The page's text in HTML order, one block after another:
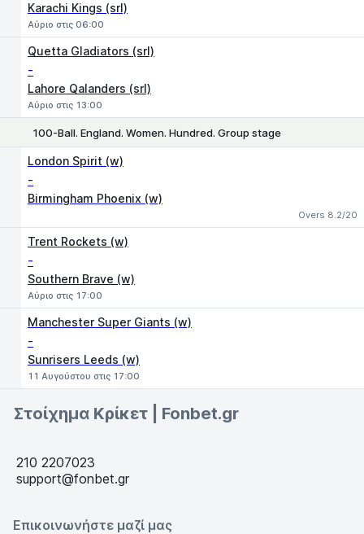
Karachi Kings (srl)
Αύριο στις 06:00
Quetta Gladiators (srl)
-
Lahore Qalanders (srl)
Αύριο στις 13:00
100-Ball. England. Women. Hundred. Group stage
London Spirit (w)
-
Birmingham Phoenix (w)
Overs 8.2/20
Trent Rockets (w)
-
Southern Brave (w)
Αύριο στις 17:00
Manchester Super Giants (w)
-
Sunrisers Leeds (w)
11 Αυγούστου στις 17:00
Στοίχημα Κρίκετ | Fonbet.gr
210 2207023
support@fonbet.gr
Επικοινωνήστε μαζί μας